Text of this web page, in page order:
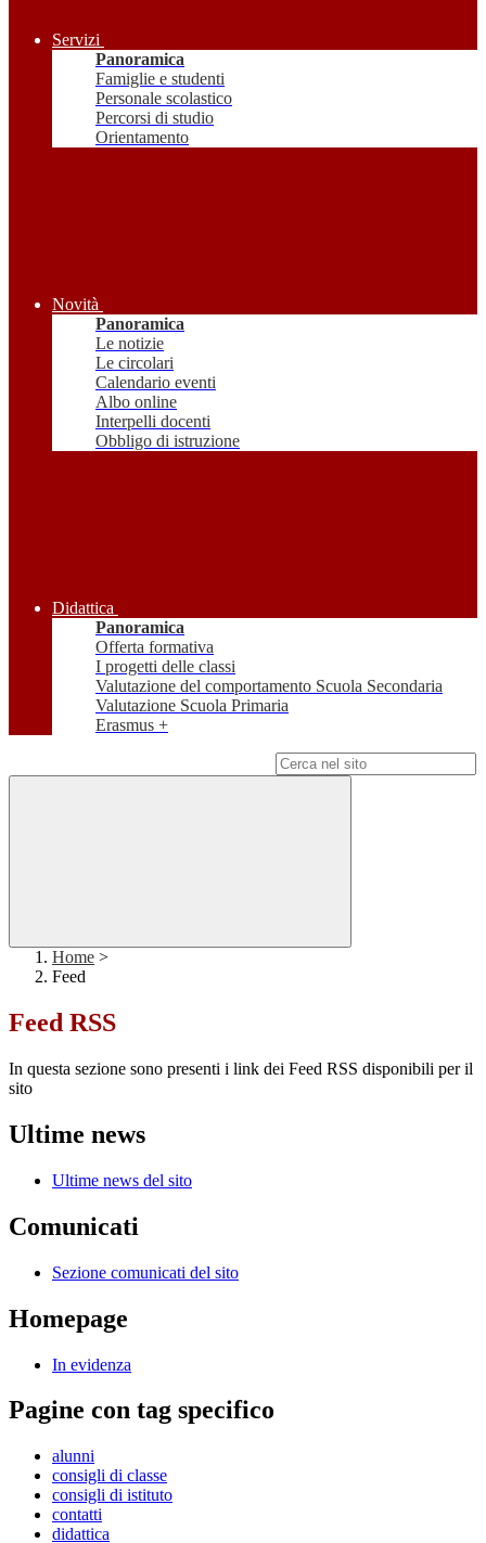
Servizi
Panoramica
Famiglie e studenti
Personale scolastico
Percorsi di studio
Orientamento
Novità
Panoramica
Le notizie
Le circolari
Calendario eventi
Albo online
Interpelli docenti
Obbligo di istruzione
Didattica
Panoramica
Offerta formativa
I progetti delle classi
Valutazione del comportamento Scuola Secondaria
Valutazione Scuola Primaria
Erasmus +
Home >
Feed
Feed RSS
In questa sezione sono presenti i link dei Feed RSS disponibili per il
sito
Ultime news
Ultime news del sito
Comunicati
Sezione comunicati del sito
Homepage
In evidenza
Pagine con tag specifico
alunni
consigli di classe
consigli di istituto
contatti
didattica